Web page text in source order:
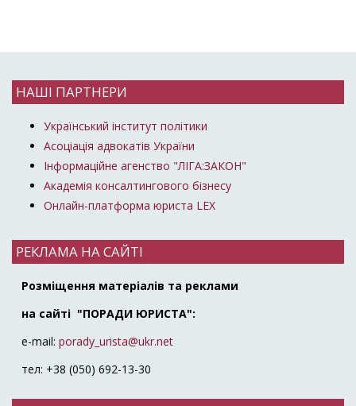
НАШІ ПАРТНЕРИ
Український інститут політики
Асоціація адвокатів України
Інформаційне агенство "ЛІГА:ЗАКОН"
Академія консалтингового бізнесу
Онлайн-платформа юриста LEX
РЕКЛАМА НА САЙТІ
Розміщення матеріалів та реклами
на сайті "ПОРАДИ ЮРИСТА":
e-mail: porady_urista@ukr.net
тел: +38 (050) 692-13-30